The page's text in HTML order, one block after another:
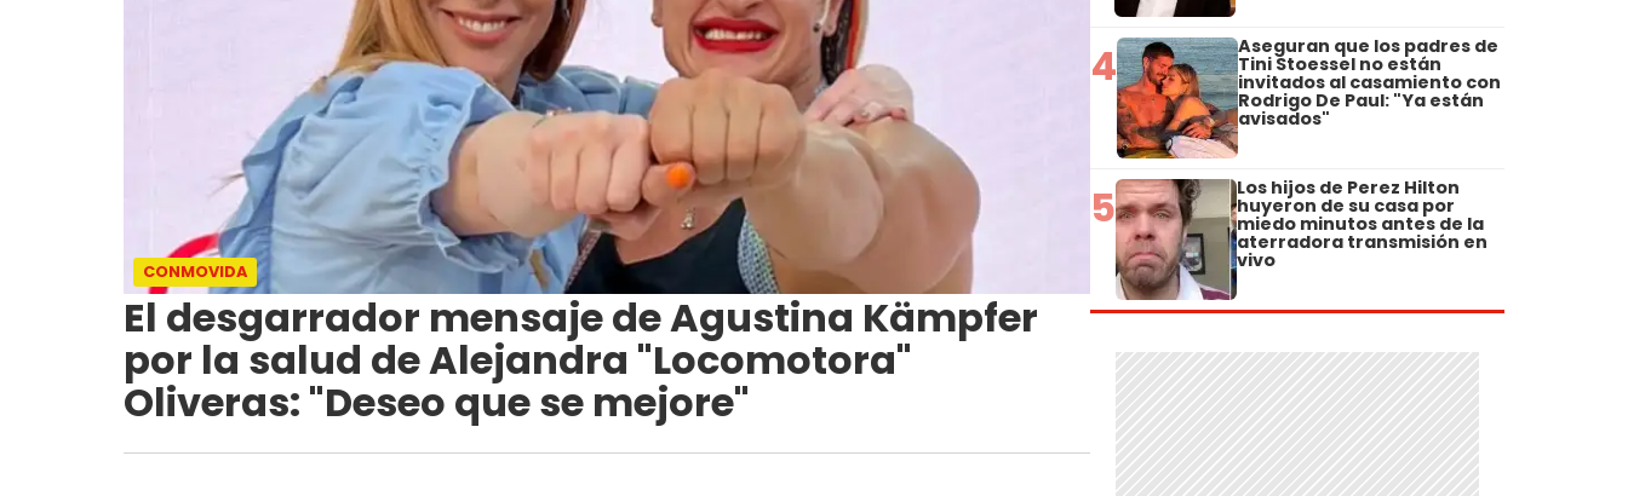
CONMOVIDA
El desgarrador mensaje de Agustina Kämpfer
por la salud de Alejandra "Locomotora"
Oliveras: "Deseo que se mejore"
4 Aseguran que los padres de
Tini Stoessel no están
invitados al casamiento con
Rodrigo De Paul: "Ya están
avisados"
5 Los hijos de Perez Hilton
huyeron de su casa por
miedo minutos antes de la
aterradora transmisión en
vivo